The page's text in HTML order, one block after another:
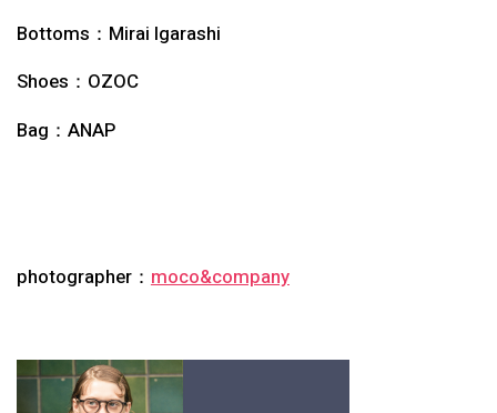
Bottoms： Mirai Igarashi
Shoes： OZOC
Bag： ANAP
photographer： moco&company